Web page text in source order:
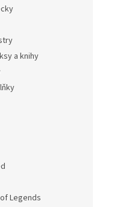
a knihy
Legends